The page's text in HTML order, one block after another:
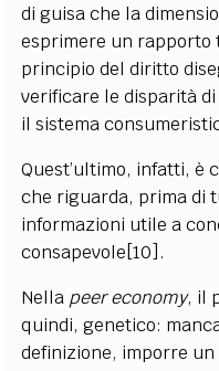
di guisa che la
esprimere un rapporto
principio del diritto
verificare le disparità
il sistema
Quest’ultimo, infatti, è
che riguarda, prima di
informazioni utile a
consapevole[10].
Nella peer economy, il
quindi, genetico:
definizione, imporre